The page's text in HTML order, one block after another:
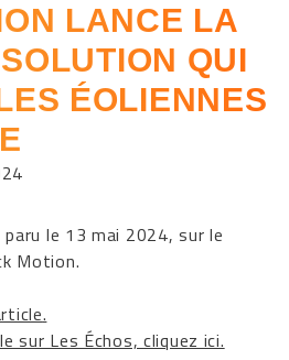
LANCE LA
QUI
ÉOLIENNES
le 13 mai 2024, sur le
Motion.
.
sur Les Échos, cliquez ici.